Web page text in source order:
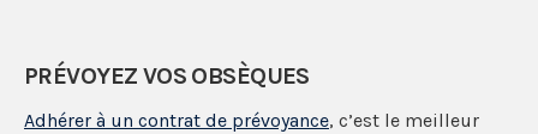
PRÉVOYEZ VOS OBSÈQUES
Adhérer à un contrat de prévoyance, c’est le meilleur